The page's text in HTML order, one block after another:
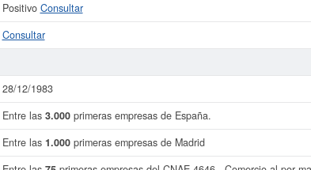
Positivo Consultar
Consultar
28/12/1983
Entre las 3.000primeras empresas de España.
Entre las 1.000primeras empresas de Madrid